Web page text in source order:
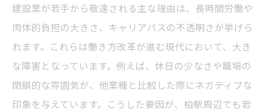
建設業で実現する持続的な人材育成の方法
人材確保を実現するための具体的なアプローチ
建設業で人材確保を叶えるための最新手法
人材定着を促進する建設業のサポート体制
建設業が若手から敬遠される主な理由は、長時間労働や
肉体的負担の大きさ、キャリアパスの不透明さが挙げら
れます。これらは働き方改革が進む現代において、大き
な障害となっています。例えば、休日の少なさや職場の
閉鎖的な雰囲気が、他業種と比較した際にネガティブな
印象を与えています。こうした要因が、柏駅周辺でも若